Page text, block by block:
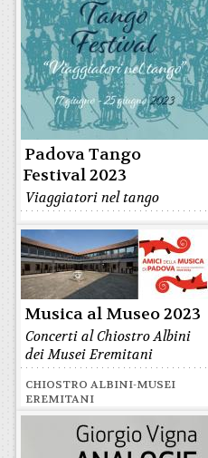
Padova Tango
Festival 2023
Viaggiatori nel tango
Musica al Museo 2023
Concerti al Chiostro Albini
dei Musei Eremitani
CHIOSTRO ALBINI-MUSEI
EREMITANI